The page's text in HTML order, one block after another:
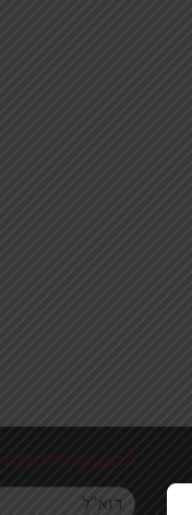
הרשמה לניוזלטר
הרשמה לניוזלטר